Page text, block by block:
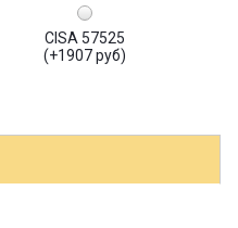
CISA 57525
(+1907 руб)